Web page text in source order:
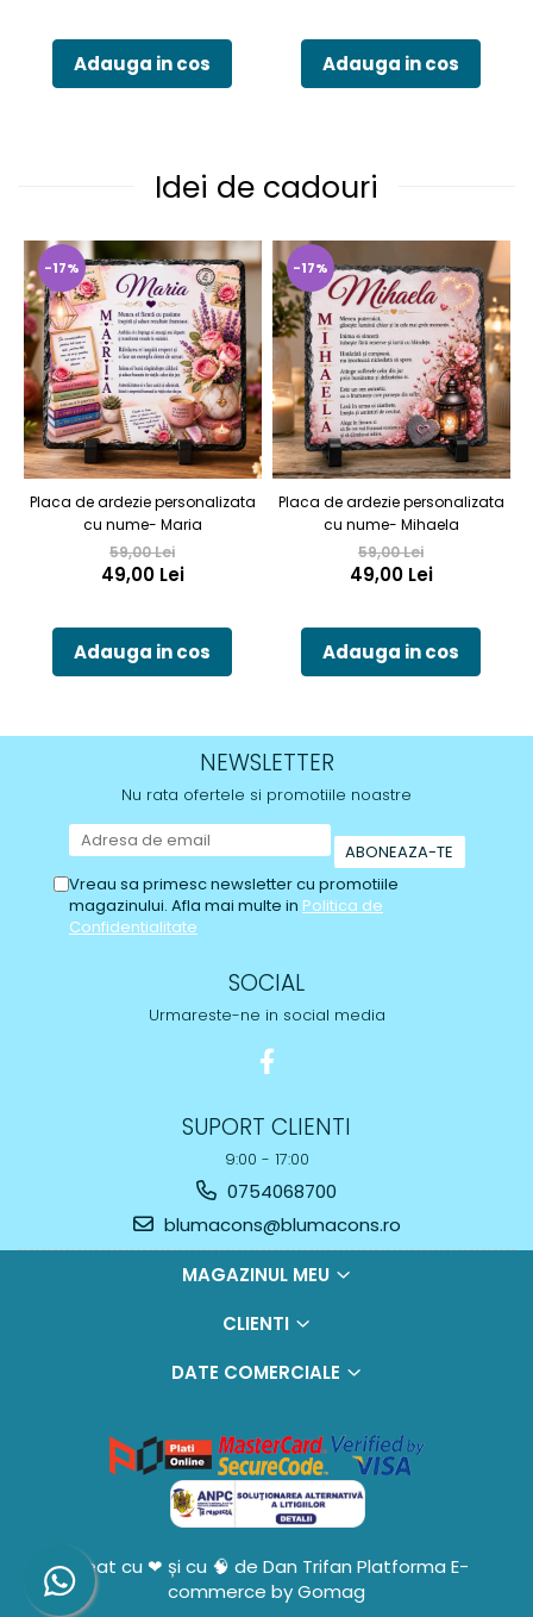
Adauga in cos Adauga in cos
Idei de cadouri
-17%
Placa de ardezie personalizata
cu nume- Maria
59,00 Lei
49,00 Lei
Adauga in cos
-17%
Placa de ardezie personalizata
cu nume- Mihaela
59,00 Lei
49,00 Lei
Adauga in cos
NEWSLETTER
Nu rata ofertele si promotiile noastre
Vreau sa primesc newsletter cu promotiile
magazinului. Afla mai multe in Politica de
Confidentialitate
SOCIAL
Urmareste-ne in social media
SUPORT CLIENTI
9:00 - 17:00
0754068700
blumacons@blumacons.ro
MAGAZINUL MEU
CLIENTI
DATE COMERCIALE
Creat cu ❤ și cu 🧠 de Dan Trifan Platforma E-
commerce by Gomag